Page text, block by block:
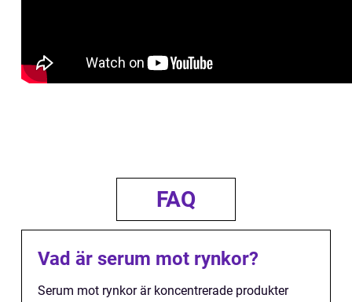
FAQ
Vad är serum mot rynkor?
Serum mot rynkor är koncentrerade produkter